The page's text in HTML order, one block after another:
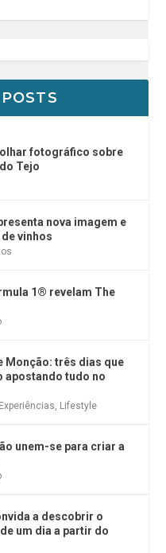
fotográfico sobre
Tejo
nova imagem e
vinhos
1® revelam The
Monção: três dias que
apostando tudo no
Experiências, Lifestyle
unem-se para criar a
a descobrir o
um dia a partir do